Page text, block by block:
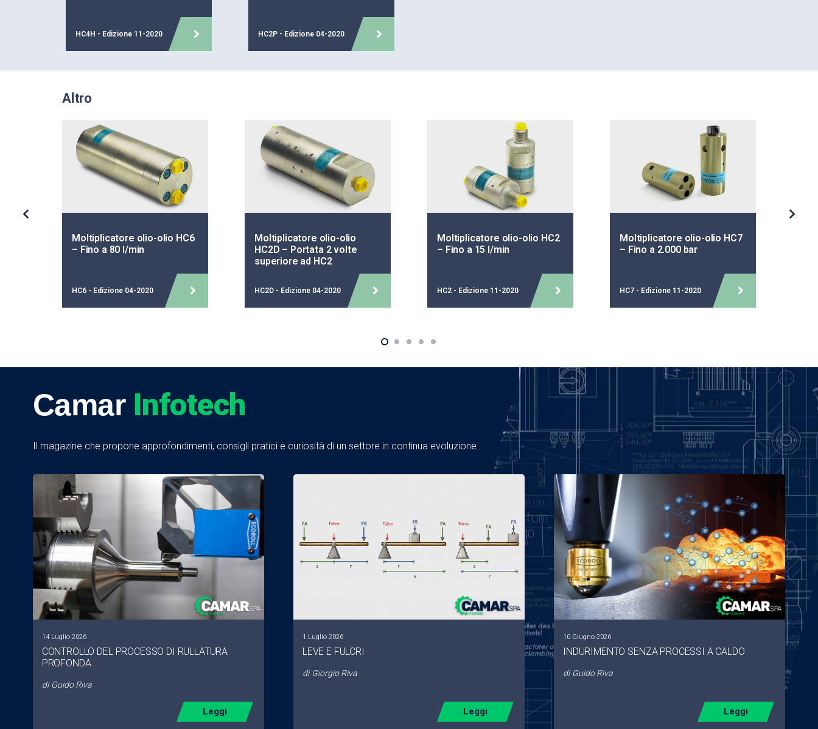
HC4H - Edizione 11-2020 HC2P - Edizione 04-2020
Altro
Moltiplicatore olio-olio HC6
– Fino a 80 l/min
HC6 - Edizione 04-2020
Moltiplicatore olio-olio
HC2D – Portata 2 volte
superiore ad HC2
HC2D - Edizione 04-2020
Moltiplicatore olio-olio HC2
– Fino a 15 l/min
HC2 - Edizione 11-2020
Moltiplicatore olio-olio HC7
– Fino a 2.000 bar
HC7 - Edizione 11-2020
Camar Infotech
Il magazine che propone approfondimenti, consigli pratici e curiosità di un settore in continua evoluzione.
14 Luglio 2026
CONTROLLO DEL PROCESSO DI RULLATURA
PROFONDA
di Guido Riva
Leggi
1 Luglio 2026
LEVE E FULCRI
di Giorgio Riva
Leggi
10 Giugno 2026
INDURIMENTO SENZA PROCESSI A CALDO
di Guido Riva
Leggi